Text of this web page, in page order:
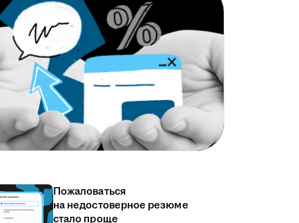
Пожаловаться
на недостоверное резюме
стало проще